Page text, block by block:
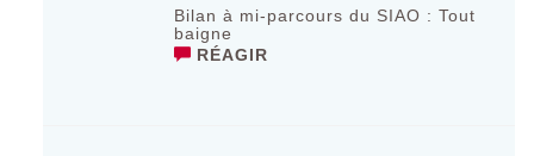
Bilan à mi-parcours du SIAO : Tout
baigne
RÉAGIR